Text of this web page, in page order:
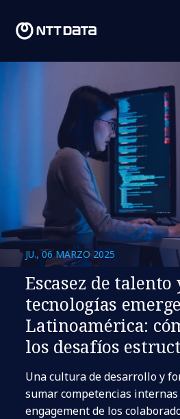
JU., 06 MARZO 2025
Escasez de talento
tecnologías
Latinoamérica:
los desafíos
Una cultura de desarrollo y
sumar competencias
engagement de los